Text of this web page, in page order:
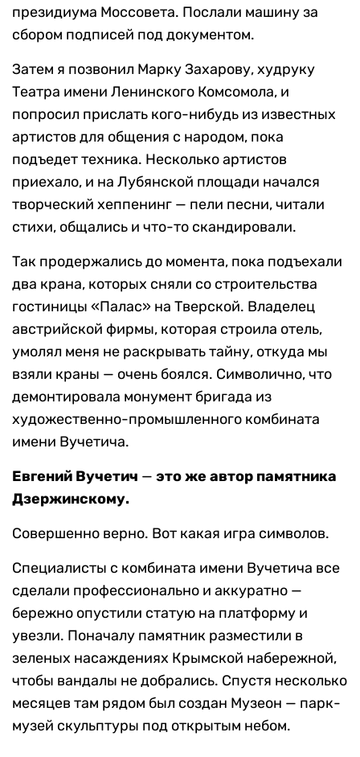
президиума Моссовета. Послали машину за
сбором подписей под документом.
Затем я позвонил Марку Захарову, худруку
Театра имени Ленинского Комсомола, и
попросил прислать кого-нибудь из известных
артистов для общения с народом, пока
подъедет техника. Несколько артистов
приехало, и на Лубянской площади начался
творческий хеппенинг — пели песни, читали
стихи, общались и что-то скандировали.
Так продержались до момента, пока подъехали
два крана, которых сняли со строительства
гостиницы «Палас» на Тверской. Владелец
австрийской фирмы, которая строила отель,
умолял меня не раскрывать тайну, откуда мы
взяли краны — очень боялся. Символично, что
демонтировала монумент бригада из
художественно-промышленного комбината
имени Вучетича.
Евгений Вучетич — это же автор памятника
Дзержинскому.
Совершенно верно. Вот какая игра символов.
Специалисты с комбината имени Вучетича все
сделали профессионально и аккуратно —
бережно опустили статую на платформу и
увезли. Поначалу памятник разместили в
зеленых насаждениях Крымской набережной,
чтобы вандалы не добрались. Спустя несколько
месяцев там рядом был создан Музеон — парк-
музей скульптуры под открытым небом.